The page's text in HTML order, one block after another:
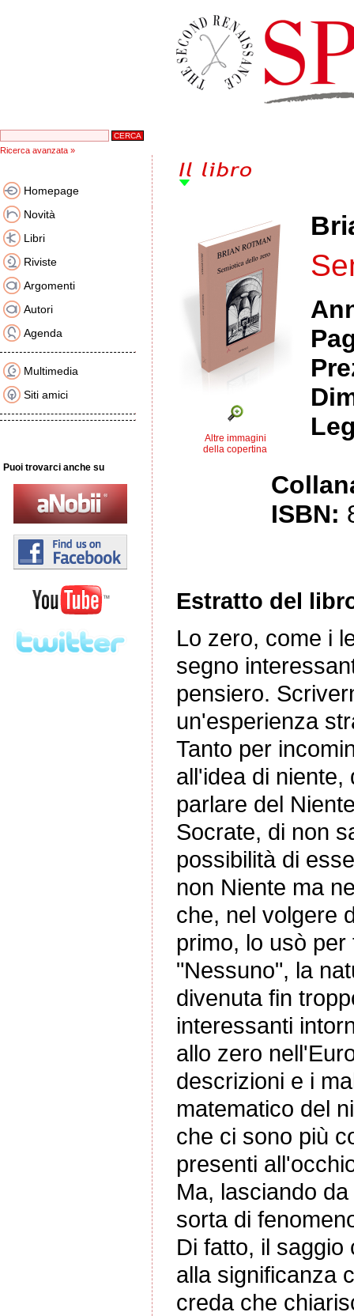
Ricerca avanzata »
Homepage
Novità
Libri
Riviste
Argomenti
Autori
Agenda
Multimedia
Siti amici
Puoi trovarci anche su
Altre immagini
della copertina
ISBN:
Estratto del
Lo zero, come i
segno
pensiero.
un'esperienza
Tanto per
all'idea di
parlare del
Socrate, di non
possibilità di
non Niente ma
che, nel volgere
primo, lo usò
"Nessuno", la
divenuta fin
interessanti
allo zero
descrizioni e i
matematico del
che ci sono più
presenti
Ma, lasciando
sorta di
Di fatto, il
alla significanza
creda che